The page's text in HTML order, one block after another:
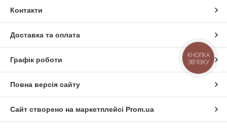
Контакти
Доставка та оплата
Графік роботи
Повна версія сайту
Сайт створено на маркетплейсі Prom.ua
КНОПКА
ЗВ'ЯЗКУ